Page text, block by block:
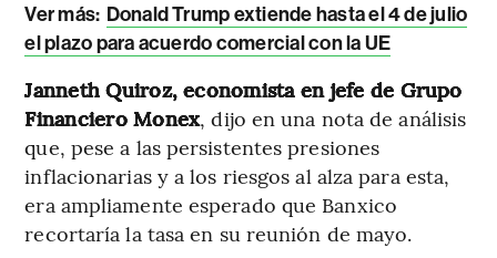
Ver más: Donald Trump extiende hasta el 4 de julio
el plazo para acuerdo comercial con la UE
Janneth Quiroz, economista en jefe de Grupo
Financiero Monex, dijo en una nota de análisis
que, pese a las persistentes presiones
inflacionarias y a los riesgos al alza para esta,
era ampliamente esperado que Banxico
recortaría la tasa en su reunión de mayo.